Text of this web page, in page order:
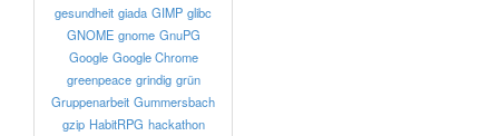
gesundheit giada GIMP glibc
GNOME gnome GnuPG
Google Google Chrome
greenpeace grindig grün
Gruppenarbeit Gummersbach
gzip HabitRPG hackathon